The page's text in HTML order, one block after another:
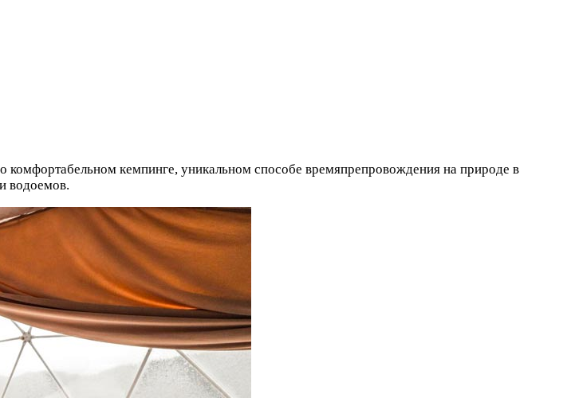
кемпинге, уникальном способе времяпрепровождения на природе в
водоемов.